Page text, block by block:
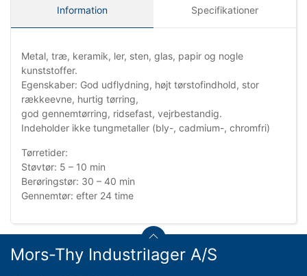
Information Specifikationer
Metal, træ, keramik, ler, sten, glas, papir og nogle
kunststoffer.
Egenskaber: God udflydning, højt tørstofindhold, stor
rækkeevne, hurtig tørring,
god gennemtørring, ridsefast, vejrbestandig.
Indeholder ikke tungmetaller (bly-, cadmium-, chromfri)
Tørretider:
Støvtør: 5 – 10 min
Berøringstør: 30 – 40 min
Gennemtør: efter 24 time
Mors-Thy Industrilager A/S